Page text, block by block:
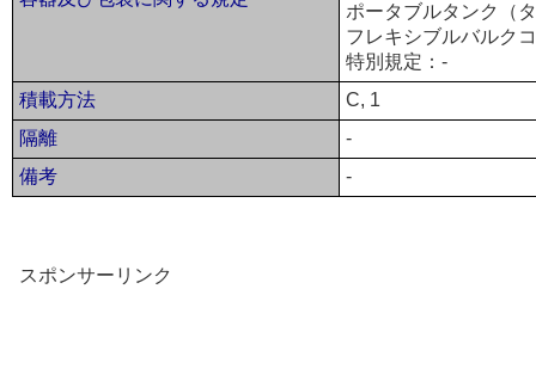
ポータブルタンク（
フレキシブルバルク
特別規定：-
積載方法
C, 1
隔離
-
備考
-
スポンサーリンク